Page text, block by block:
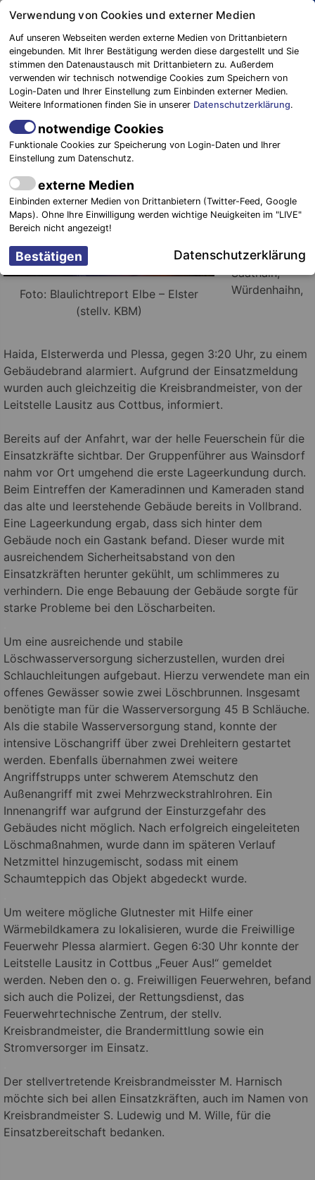
Springe
Inhalt
Blaulichtreport
Elbe-Elster
Gebäudebrand in voller Ausdehnung
15. August 2016 -Einsätze
Foto: Blaulichtreport Elbe – Elster
(stellv. KBM)
Feuerwehren
aus Wainsdorf,
Stolzenhain,
Saathain,
Würdenhaihn,
Haida, Elsterwerda und Plessa, gegen 3:20 Uhr, zu einem
Gebäudebrand alarmiert. Aufgrund der Einsatzmeldung
wurden auch gleichzeitig die Kreisbrandmeister, von der
Leitstelle Lausitz aus Cottbus, informiert.
Bereits auf der Anfahrt, war der helle Feuerschein für die
Einsatzkräfte sichtbar. Der Gruppenführer aus Wainsdorf
nahm vor Ort umgehend die erste Lageerkundung durch.
Beim Eintreffen der Kameradinnen und Kameraden stand
das alte und leerstehende Gebäude bereits in Vollbrand.
Eine Lageerkundung ergab, dass sich hinter dem
Gebäude noch ein Gastank befand. Dieser wurde mit
ausreichendem Sicherheitsabstand von den
Einsatzkräften herunter gekühlt, um schlimmeres zu
verhindern. Die enge Bebauung der Gebäude sorgte für
starke Probleme bei den Löscharbeiten.
Um eine ausreichende und stabile
Löschwasserversorgung sicherzustellen, wurden drei
Schlauchleitungen aufgebaut. Hierzu verwendete man ein
offenes Gewässer sowie zwei Löschbrunnen. Insgesamt
benötigte man für die Wasserversorgung 45 B Schläuche.
Als die stabile Wasserversorgung stand, konnte der
intensive Löschangriff über zwei Drehleitern gestartet
werden. Ebenfalls übernahmen zwei weitere
Angriffstrupps unter schwerem Atemschutz den
Außenangriff mit zwei Mehrzweckstrahlrohren. Ein
Innenangriff war aufgrund der Einsturzgefahr des
Gebäudes nicht möglich. Nach erfolgreich eingeleiteten
Löschmaßnahmen, wurde dann im späteren Verlauf
Netzmittel hinzugemischt, sodass mit einem
Schaumteppich das Objekt abgedeckt wurde.
Um weitere mögliche Glutnester mit Hilfe einer
Wärmebildkamera zu lokalisieren, wurde die Freiwillige
Feuerwehr Plessa alarmiert. Gegen 6:30 Uhr konnte der
Leitstelle Lausitz in Cottbus „Feuer Aus!“ gemeldet
werden. Neben den o. g. Freiwilligen Feuerwehren, befand
sich auch die Polizei, der Rettungsdienst, das
Feuerwehrtechnische Zentrum, der stellv.
Kreisbrandmeister, die Brandermittlung sowie ein
Stromversorger im Einsatz.
Der stellvertretende Kreisbrandmeisster M. Harnisch
möchte sich bei allen Einsatzkräften, auch im Namen von
Kreisbrandmeister S. Ludewig und M. Wille, für die
Einsatzbereitschaft bedanken.
Verwendung von Cookies und externer Medien
Auf unseren Webseiten werden externe Medien von Drittanbietern
eingebunden. Mit Ihrer Bestätigung werden diese dargestellt und Sie
stimmen den Datenaustausch mit Drittanbietern zu. Außerdem
verwenden wir technisch notwendige Cookies zum Speichern von
Login-Daten und Ihrer Einstellung zum Einbinden externer Medien.
Weitere Informationen finden Sie in unserer Datenschutzerklärung.
notwendige Cookies
Funktionale Cookies zur Speicherung von Login-Daten und Ihrer
Einstellung zum Datenschutz.
externe Medien
Einbinden externer Medien von Drittanbietern (Twitter-Feed, Google
Maps). Ohne Ihre Einwilligung werden wichtige Neuigkeiten im "LIVE"
Bereich nicht angezeigt!
Datenschutzerklärung